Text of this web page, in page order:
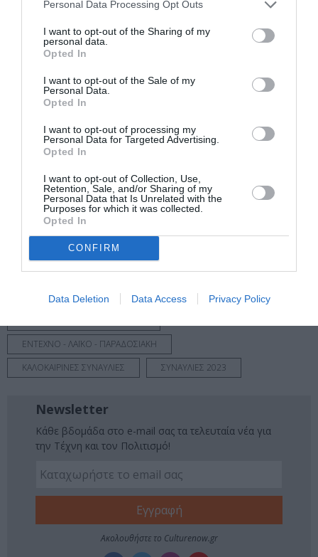
Personal Data Processing Opt Outs
I want to opt-out of the Sharing of my
personal data.
Opted In
I want to opt-out of the Sale of my
Personal Data.
Opted In
I want to opt-out of processing my
Personal Data for Targeted Advertising.
Opted In
I want to opt-out of Collection, Use,
Retention, Sale, and/or Sharing of my
Personal Data that Is Unrelated with the
Purposes for which it was collected.
Opted In
CONFIRM
Data Deletion Data Access Privacy Policy
Αρένα όρθιων, Β ΖΩΝΗ Κερκίδα: 15€ || ΑΜΕΑ:
Προσφορά ως την Κυριακή 30 Απριλίου: 9€ | Από 1
Μαΐου ως 14 Ιουνίου: 12€
Πληροφορίες / Κρατήσεις:
Ακολουθήστε το Culturenow.gr στο
μάθετε πρώτοι όλες τις ειδήσεις
Δείτε όλα τατελευταία νέαγια την Τέχνη και τον
Πολιτισμό στο
Νέοι Διαγωνισμοί❯
Tags
ΕΝΤΕΧΝΟ - ΛΑΪΚΟ - ΠΑΡΑΔΟΣΙΑΚΗ
ΚΑΛΟΚΑΙΡΙΝΕΣ ΣΥΝΑΥΛΙΕΣ
ΣΥΝΑΥΛΙΕΣ 2023
Newsletter
Κάθε βδομάδα στο e-mail σας τα τελευταία νέα για
την Τέχνη και τον Πολιτισμό!
Ακολουθήστε το Culturenow.gr